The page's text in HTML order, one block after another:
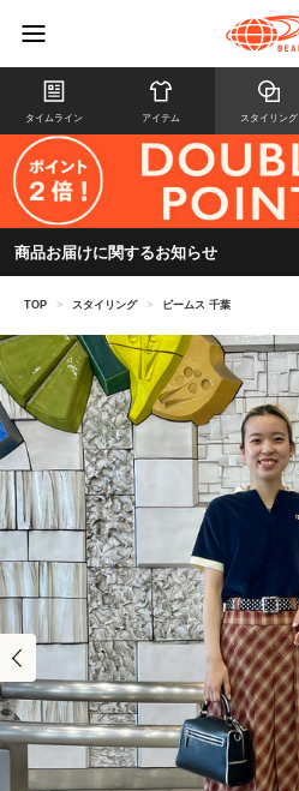
タイムライン アイテム スタイリング
商品お届けに関するお知らせ
TOP > スタイリング > ビームス 千葉